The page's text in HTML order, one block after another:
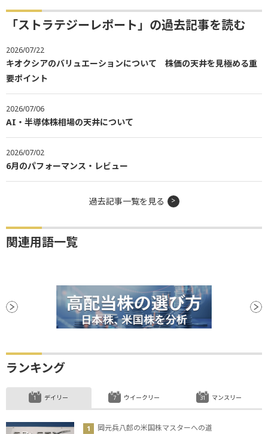
「ストラテジーレポート」の過去記事を読む
2026/07/22
キオクシアのバリュエーションについて 株価の天井を見極める重
要ポイント
2026/07/06
AI・半導体株相場の天井について
2026/07/02
6月のパフォーマンス・レビュー
過去記事一覧を見る
関連用語一覧
ランキング
デイリー
岡元兵八郎の米国株マスターへの道
ウイークリー マンスリー